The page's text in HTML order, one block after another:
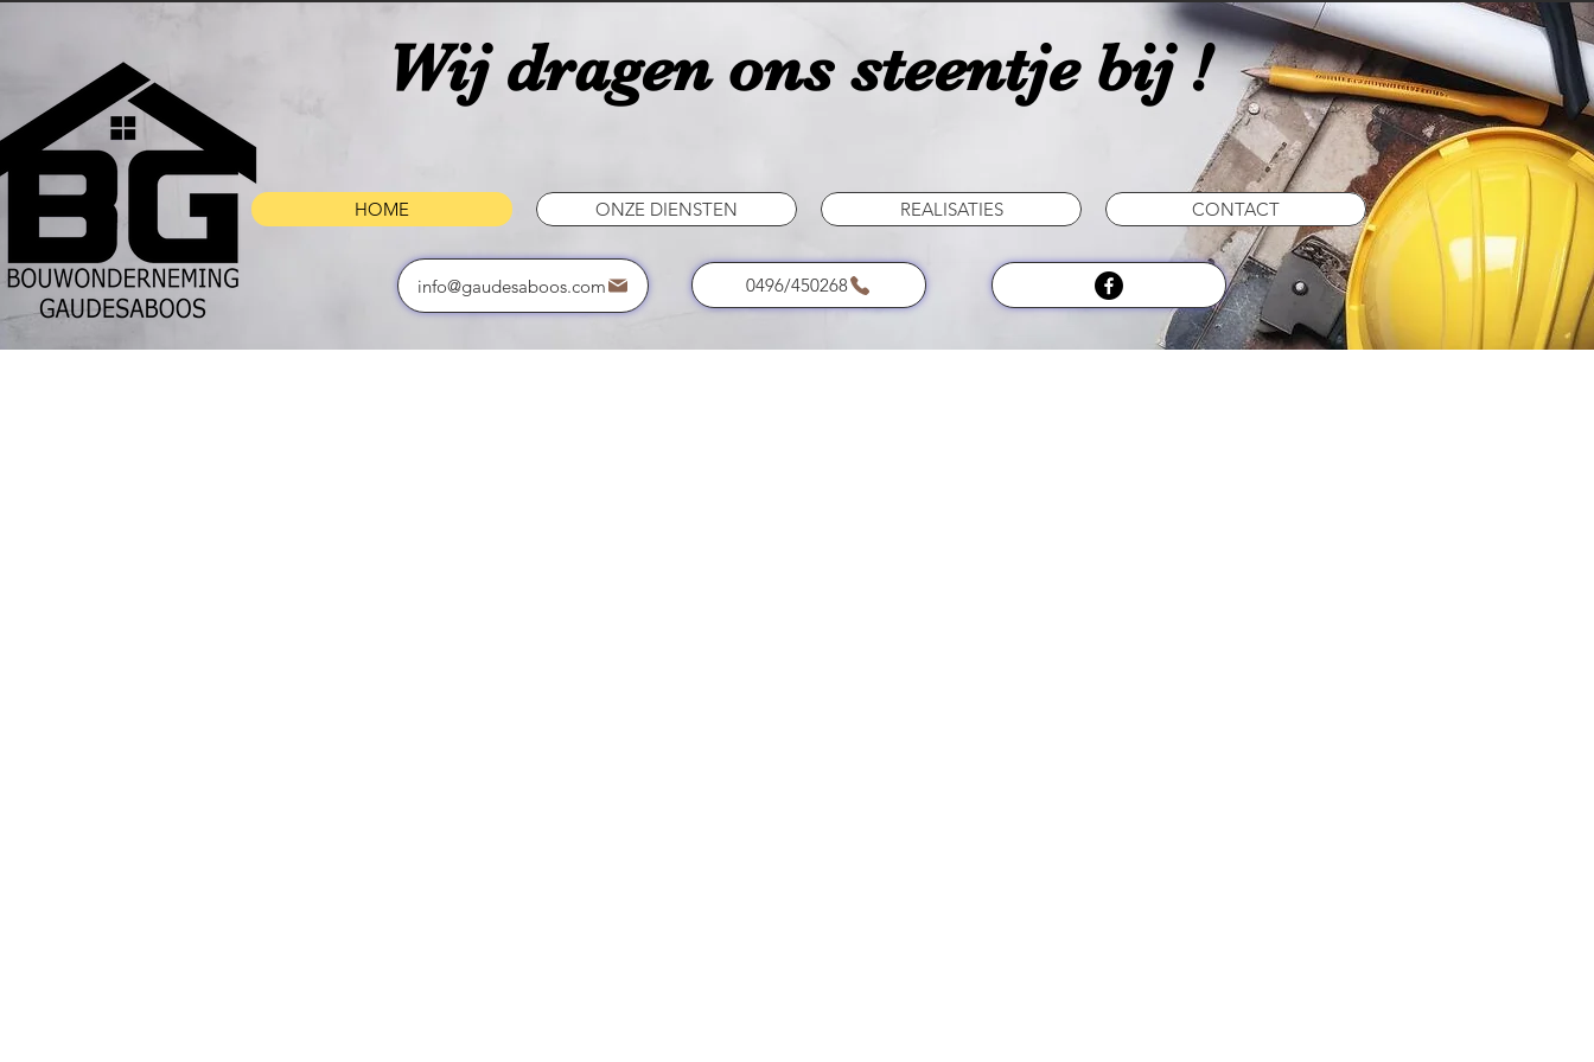
Wij dragen ons steentje bij !
info@gaudesaboos.com 0496/450268
HOME ONZE DIENSTEN REALISATIES CONTACT